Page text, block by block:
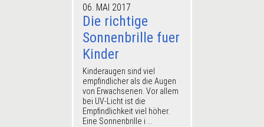
06. MAI 2017
Die richtige
Sonnenbrille fuer
Kinder
Kinderaugen sind viel
empfindlicher als die Augen
von Erwachsenen. Vor allem
bei UV-Licht ist die
Empfindlichkeit viel höher.
Eine Sonnenbrille i ...